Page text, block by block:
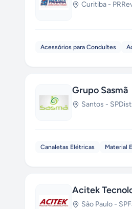
Curitiba - PR
Acessórios para Conduítes
Grupo Sasmã
Santos - SP
Canaletas Elétricas Material
Acitek
São Paulo - SP